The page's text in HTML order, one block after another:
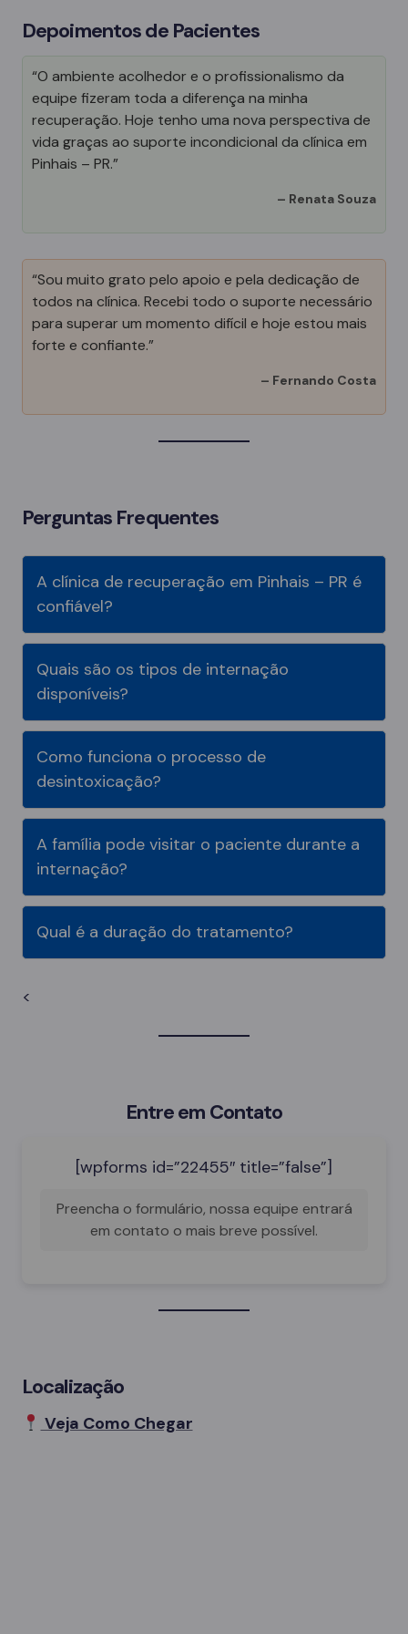
Depoimentos de Pacientes
“O ambiente acolhedor e o profissionalismo da
equipe fizeram toda a diferença na minha
recuperação. Hoje tenho uma nova perspectiva de
vida graças ao suporte incondicional da clínica em
Pinhais – PR.”
– Renata Souza
“Sou muito grato pelo apoio e pela dedicação de
todos na clínica. Recebi todo o suporte necessário
para superar um momento difícil e hoje estou mais
forte e confiante.”
– Fernando Costa
Perguntas Frequentes
A clínica de recuperação em Pinhais – PR é
confiável?
Quais são os tipos de internação
disponíveis?
Como funciona o processo de
desintoxicação?
A família pode visitar o paciente durante a
internação?
Qual é a duração do tratamento?
<
Entre em Contato
[wpforms id=”22455″ title=”false”]
Preencha o formulário, nossa equipe entrará
em contato o mais breve possível.
Localização
Veja Como Chegar